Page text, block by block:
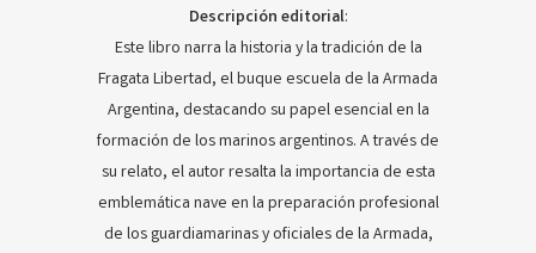
Descripción editorial:
Este libro narra la historia y la tradición de la
Fragata Libertad, el buque escuela de la Armada
Argentina, destacando su papel esencial en la
formación de los marinos argentinos. A través de
su relato, el autor resalta la importancia de esta
emblemática nave en la preparación profesional
de los guardiamarinas y oficiales de la Armada,